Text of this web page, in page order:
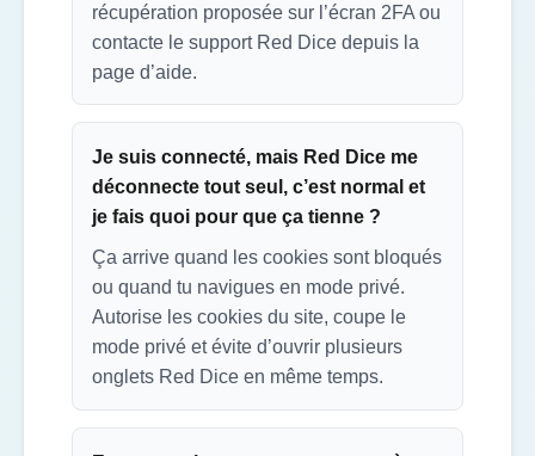
récupération proposée sur l’écran 2FA ou
contacte le support Red Dice depuis la
page d’aide.
Je suis connecté, mais Red Dice me
déconnecte tout seul, c’est normal et
je fais quoi pour que ça tienne ?
Ça arrive quand les cookies sont bloqués
ou quand tu navigues en mode privé.
Autorise les cookies du site, coupe le
mode privé et évite d’ouvrir plusieurs
onglets Red Dice en même temps.